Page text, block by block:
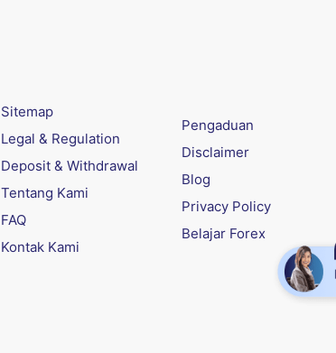
Sitemap
Legal & Regulation
Deposit & Withdrawal
Tentang Kami
FAQ
Kontak Kami
Pengaduan
Disclaimer
Blog
Privacy Policy
Belajar Forex